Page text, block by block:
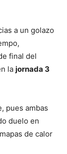
a un golazo
final del
la jornada 3
pues ambas
duelo en
de calor